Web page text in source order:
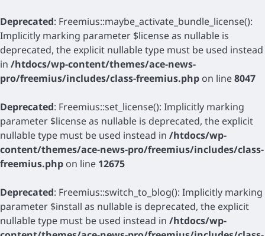
Deprecated: Freemius::maybe_activate_bundle_license():
Implicitly marking parameter $license as nullable is
deprecated, the explicit nullable type must be used instead
in /htdocs/wp-content/themes/ace-news-
pro/freemius/includes/class-freemius.php on line8047
Deprecated: Freemius::set_license(): Implicitly marking
parameter $license as nullable is deprecated, the explicit
nullable type must be used instead in /htdocs/wp-
content/themes/ace-news-pro/freemius/includes/class-
freemius.php on line 12675
Deprecated: Freemius::switch_to_blog(): Implicitly marking
parameter $install as nullable is deprecated, the explicit
nullable type must be used instead in /htdocs/wp-